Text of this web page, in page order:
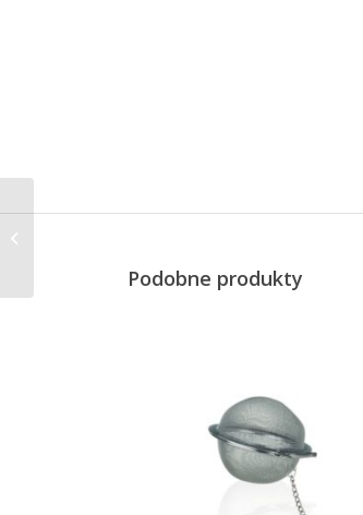
Podobne produkty
Profi szczypce z